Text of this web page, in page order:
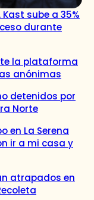
sube a 35%
durante
la plataforma
anónimas
detenidos por
Norte
en La Serena
ir a mi casa y
atrapados en